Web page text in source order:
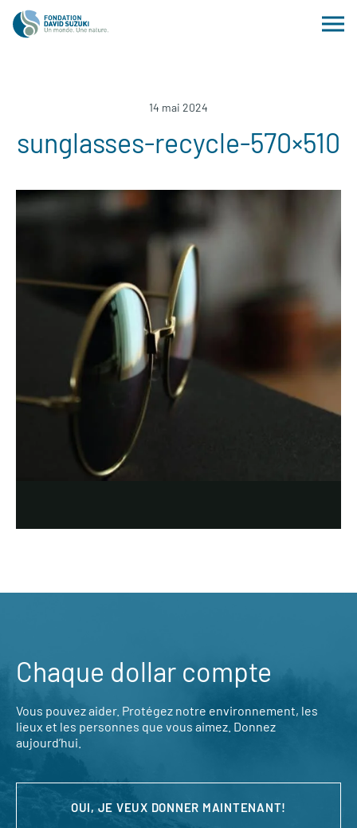
14 mai 2024
sunglasses-recycle-570×510
Chaque dollar compte
Vous pouvez aider. Protégez notre environnement, les
lieux et les personnes que vous aimez. Donnez
aujourd’hui.
OUI, JE VEUX DONNER MAINTENANT!